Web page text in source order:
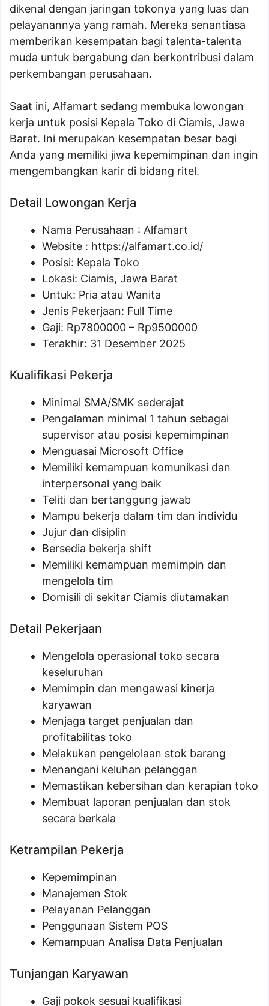
dikenal dengan jaringan tokonya yang luas dan
pelayanannya yang ramah. Mereka senantiasa
memberikan kesempatan bagi talenta-talenta
muda untuk bergabung dan berkontribusi dalam
perkembangan perusahaan.
Saat ini, Alfamart sedang membuka lowongan
kerja untuk posisi Kepala Toko di Ciamis, Jawa
Barat. Ini merupakan kesempatan besar bagi
Anda yang memiliki jiwa kepemimpinan dan ingin
mengembangkan karir di bidang ritel.
Detail Lowongan Kerja
Nama Perusahaan : Alfamart
Website : https://alfamart.co.id/
Posisi: Kepala Toko
Lokasi: Ciamis, Jawa Barat
Untuk: Pria atau Wanita
Jenis Pekerjaan: Full Time
Gaji: Rp7800000 – Rp9500000
Terakhir: 31 Desember 2025
Kualifikasi Pekerja
Minimal SMA/SMK sederajat
Pengalaman minimal 1 tahun sebagai
supervisor atau posisi kepemimpinan
Menguasai Microsoft Office
Memiliki kemampuan komunikasi dan
interpersonal yang baik
Teliti dan bertanggung jawab
Mampu bekerja dalam tim dan individu
Jujur dan disiplin
Bersedia bekerja shift
Memiliki kemampuan memimpin dan
mengelola tim
Domisili di sekitar Ciamis diutamakan
Detail Pekerjaan
Mengelola operasional toko secara
keseluruhan
Memimpin dan mengawasi kinerja
karyawan
Menjaga target penjualan dan
profitabilitas toko
Melakukan pengelolaan stok barang
Menangani keluhan pelanggan
Memastikan kebersihan dan kerapian toko
Membuat laporan penjualan dan stok
secara berkala
Ketrampilan Pekerja
Kepemimpinan
Manajemen Stok
Pelayanan Pelanggan
Penggunaan Sistem POS
Kemampuan Analisa Data Penjualan
Tunjangan Karyawan
Gaji pokok sesuai kualifikasi